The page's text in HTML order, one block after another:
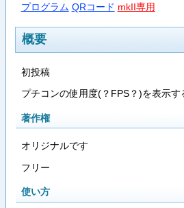
プログラム QRコード mkII専用
概要
初投稿
プチコンの使用度(？FPS？)を表示す
著作権
オリジナルです
フリー
使い方